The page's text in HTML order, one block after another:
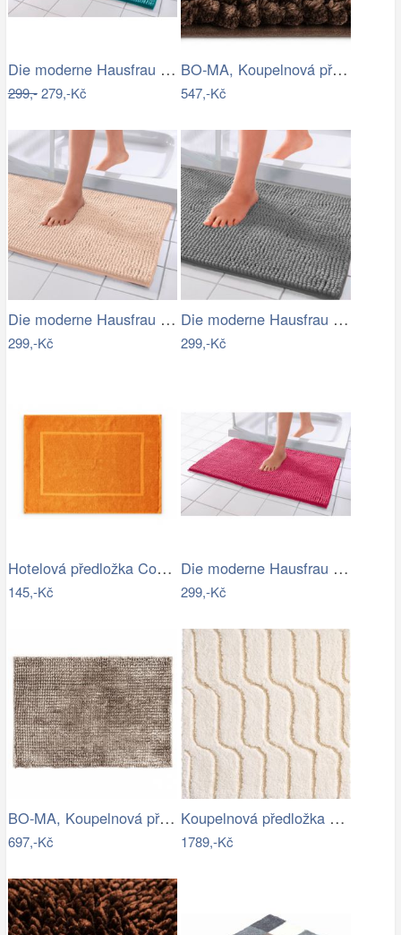
Die moderne Hausfrau Koupelnová…
299,-279,-Kč
BO-MA, Koupelnová předložka Ella micro…
547,-Kč
Die moderne Hausfrau Koupelnová…
299,-Kč
Die moderne Hausfrau Koupelnová…
299,-Kč
Hotelová předložka Comfort oranžová…
145,-Kč
Die moderne Hausfrau Koupelnová…
299,-Kč
BO-MA, Koupelnová předložka Ella micro…
697,-Kč
Koupelnová předložka VOGUE
1789,-Kč